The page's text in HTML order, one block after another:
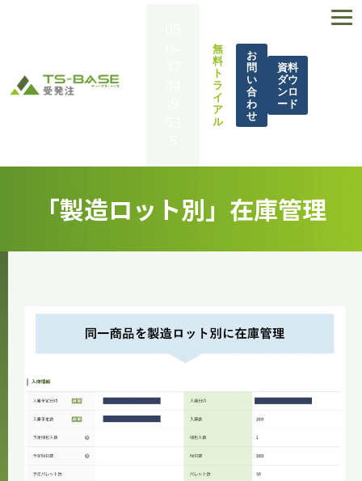
無
料
ト
ラ
イ
ア
ル
お
問
い
合
わ
せ
資料
ダウ
ンロ
ード
機能一覧
BASE UP通信
お役立ち資料
「製造ロット別」在庫管理